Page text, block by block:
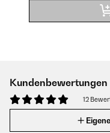
Kundenbewertungen
12